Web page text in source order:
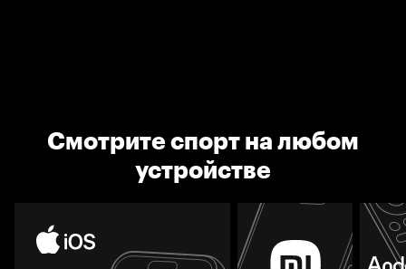
Смотрите спорт на любом
устройстве